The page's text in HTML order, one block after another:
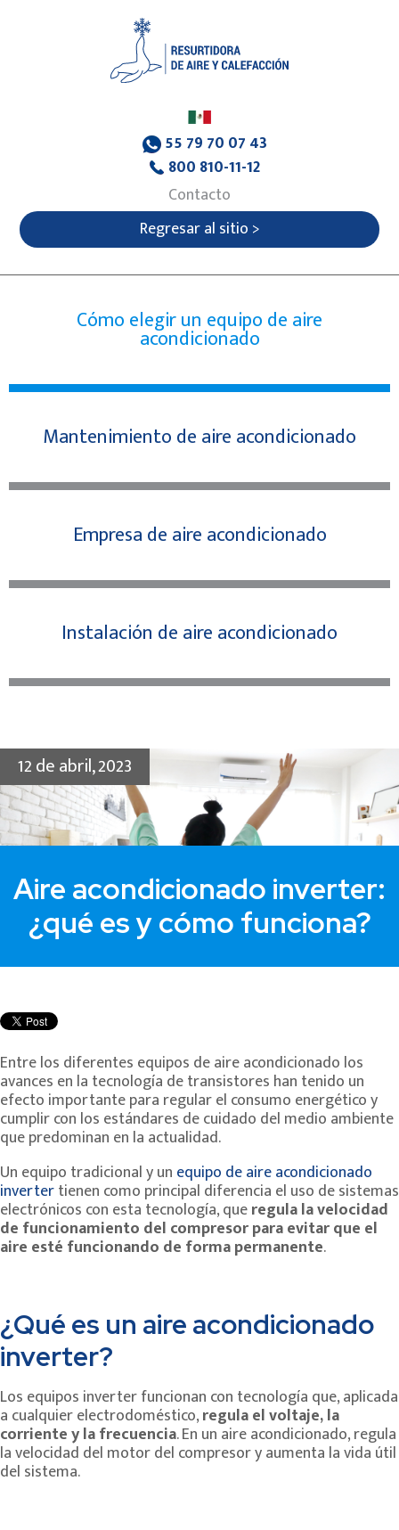
55 79 70 07 43
800 810-11-12
Contacto
Regresar al sitio >
Cómo elegir un equipo de aire
acondicionado
Mantenimiento de aire acondicionado
Empresa de aire acondicionado
Instalación de aire acondicionado
12 de abril, 2023
Aire acondicionado inverter:
¿qué es y cómo funciona?
Entre los diferentes equipos de aire acondicionado los
avances en la tecnología de transistores han tenido un
efecto importante para regular el consumo energético y
cumplir con los estándares de cuidado del medio ambiente
que predominan en la actualidad.
Un equipo tradicional y un equipo de aire acondicionado
invertertienen como principal diferencia el uso de sistemas
electrónicos con esta tecnología, queregula la velocidad
de funcionamiento del compresor para evitar que el
aire esté funcionando de forma permanente.
¿Qué es un aire acondicionado
inverter?
Los equipos inverter funcionan con tecnología que, aplicada
a cualquier electrodoméstico,regula el voltaje, la
corriente y la frecuencia. En un aire acondicionado, regula
la velocidad del motor del compresor y aumenta la vida útil
del sistema.